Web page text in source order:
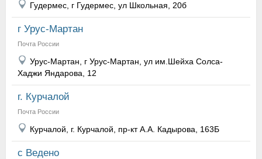
Гудермес, г Гудермес, ул Школьная, 20б
г Урус-Мартан
Почта России
Урус-Мартан, г Урус-Мартан, ул им.Шейха Солса-
Хаджи Яндарова, 12
г. Курчалой
Почта России
Курчалой, г. Курчалой, пр-кт А.А. Кадырова, 163Б
с Ведено